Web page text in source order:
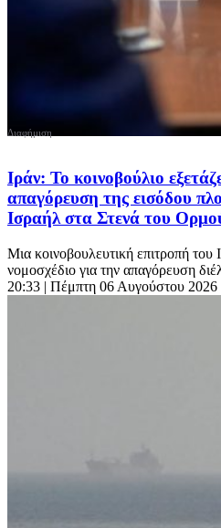
Ιράν: To κοινοβούλιο
απαγόρευση της εισόδου
Ισραήλ στα Στενά του
Μια κοινοβουλευτική επιτροπή του
νομοσχέδιο για την απαγόρευση
20:33 | Πέμπτη 06 Αυγούστου 2026